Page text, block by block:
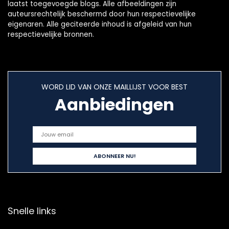
laatst toegevoegde blogs. Alle afbeeldingen zijn
auteursrechtelijk beschermd door hun respectievelijke
eigenaren. Alle geciteerde inhoud is afgeleid van hun
respectievelijke bronnen.
WORD LID VAN ONZE MAILLIJST VOOR BEST
Aanbiedingen
Snelle links